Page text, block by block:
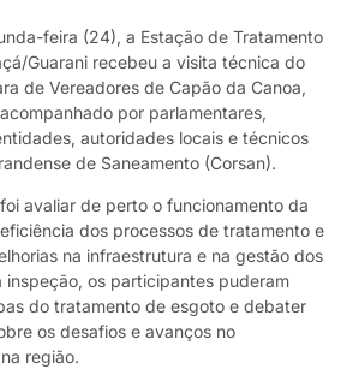
feira (24), a Estação de Tratamento
Guarani recebeu a visita técnica do
de Vereadores de Capão da Canoa,
por parlamentares,
autoridades locais e técnicos
de Saneamento (Corsan).
avaliar de perto o funcionamento da
dos processos de tratamento e
na infraestrutura e na gestão dos
inspeção, os participantes puderam
do tratamento de esgoto e debater
os desafios e avanços no
região.